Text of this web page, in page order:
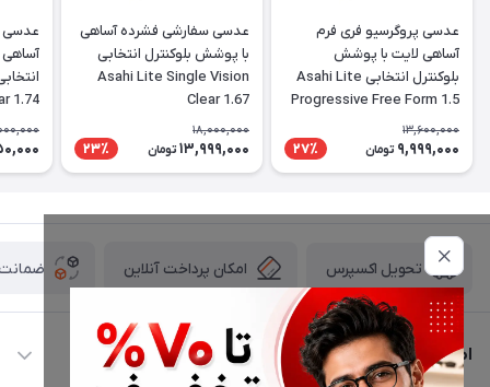
عدسی پروگرسیو فری فرم
آساهی لایت با پوشش
بلوکنترل انتخابی Asahi Lite
Progressive Free Form 1.5
13,600,000
9,999,000 تومان 27٪
عدسی سفارشی فشرده آساهی
با پوشش بلوکنترل انتخابی
Asahi Lite Single Vision
Clear 1.67
18,000,000
13,999,000 تومان 23٪
عدسی
آساهی
1.74
تحویل اکسپرس امکان پرداخت آنلاین ضمانت
اطلاعات تماس